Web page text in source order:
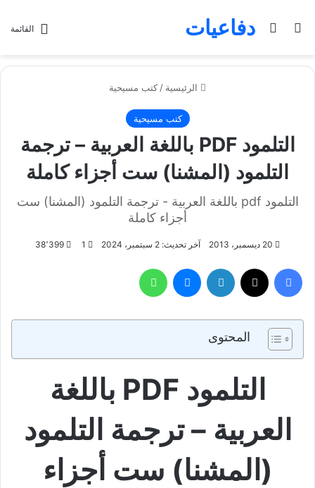
القائمة دفاعياتبحث عنالوضع المظلم
الرئيسية / كتب مسيحية
كتب مسيحية
التلمود PDF باللغة العربية – ترجمة
التلمود (المشنا) ست أجزاء كاملة
التلمود pdf باللغة العربية - ترجمة التلمود (المشنا) ست
أجزاء كاملة
20 ديسمبر، 2013 آخر تحديث: 2 سبتمبر، 2024 1 38٬399
فيسبوك تويتر لينكدإن ماسنجر
المحتوى
التلمود PDF باللغة
العربية – ترجمة التلمود
(المشنا) ست أجزاء